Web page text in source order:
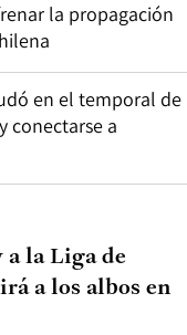
la propagación
en el temporal de
conectarse a
a la Liga de
a los albos en